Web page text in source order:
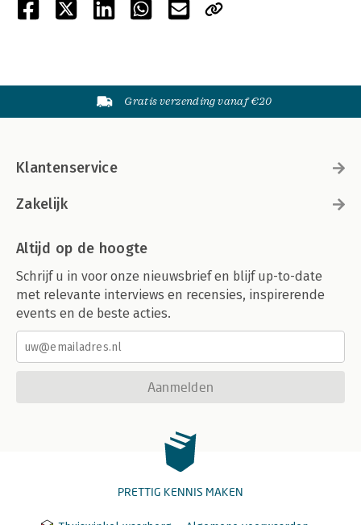
Gratis verzending vanaf €20
Klantenservice
Zakelijk
Altijd op de hoogte
Schrijf u in voor onze nieuwsbrief en blijf up-to-date
met relevante interviews en recensies, inspirerende
events en de beste acties.
Aanmelden
PRETTIG KENNIS MAKEN